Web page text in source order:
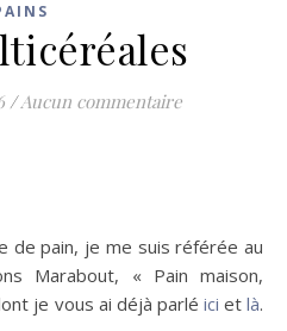
/Aucun commentaire
de pain, je me suis référée au
Marabout, « Pain maison,
je vous ai déjà parlé ici etlà.